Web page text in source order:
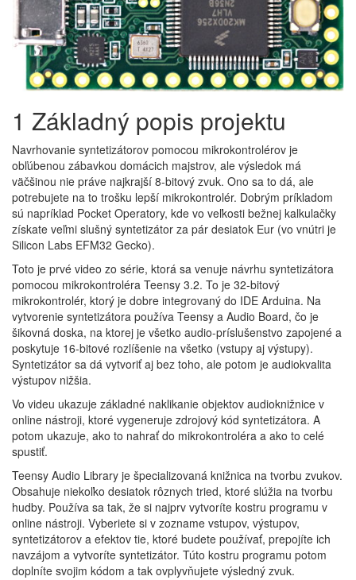
1 Základný popis projektu
Navrhovanie syntetizátorov pomocou mikrokontrolérov je
obľúbenou zábavkou domácich majstrov, ale výsledok má
väčšinou nie práve najkrajší 8-bitový zvuk. Ono sa to dá, ale
potrebujete na to trošku lepší mikrokontrolér. Dobrým príkladom
sú napríklad Pocket Operatory, kde vo veľkosti bežnej kalkulačky
získate veľmi slušný syntetizátor za pár desiatok Eur (vo vnútri je
Silicon Labs EFM32 Gecko).
Toto je prvé video zo série, ktorá sa venuje návrhu syntetizátora
pomocou mikrokontroléra Teensy 3.2. To je 32-bitový
mikrokontrolér, ktorý je dobre integrovaný do IDE Arduina. Na
vytvorenie syntetizátora používa Teensy a Audio Board, čo je
šikovná doska, na ktorej je všetko audio-príslušenstvo zapojené a
poskytuje 16-bitové rozlíšenie na všetko (vstupy aj výstupy).
Syntetizátor sa dá vytvoriť aj bez toho, ale potom je audiokvalita
výstupov nižšia.
Vo videu ukazuje základné naklikanie objektov audioknižnice v
online nástroji, ktoré vygeneruje zdrojový kód syntetizátora. A
potom ukazuje, ako to nahrať do mikrokontroléra a ako to celé
spustiť.
Teensy Audio Library je špecializovaná knižnica na tvorbu zvukov.
Obsahuje niekoľko desiatok rôznych tried, ktoré slúžia na tvorbu
hudby. Používa sa tak, že si najprv vytvoríte kostru programu v
online nástroji. Vyberiete si v zozname vstupov, výstupov,
syntetizátorov a efektov tie, ktoré budete používať, prepojíte ich
navzájom a vytvoríte syntetizátor. Túto kostru programu potom
doplníte svojim kódom a tak ovplyvňujete výsledný zvuk.